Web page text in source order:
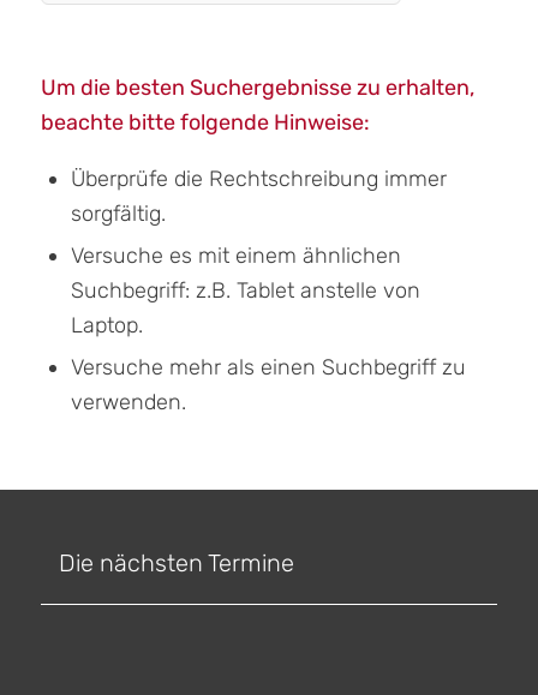
Um die besten Suchergebnisse zu erhalten,
beachte bitte folgende Hinweise:
Überprüfe die Rechtschreibung immer
sorgfältig.
Versuche es mit einem ähnlichen
Suchbegriff: z.B. Tablet anstelle von
Laptop.
Versuche mehr als einen Suchbegriff zu
verwenden.
Die nächsten Termine